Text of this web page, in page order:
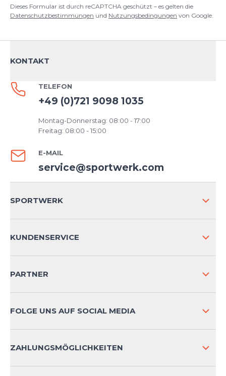
Dieses Formular ist durch reCAPTCHA geschützt – es gelten die
Datenschutzbestimmungen und Nutzungsbedingungen von Google.
KONTAKT
TELEFON
+49 (0)721 9098 1035
Montag-Donnerstag: 08:00 - 17:00
Freitag: 08:00 - 15:00
E-MAIL
service@sportwerk.com
SPORTWERK
KUNDENSERVICE
KONTAKT
PRODUKTSICHERHEIT
PARTNER
FOLGE UNS AUF SOCIAL MEDIA
ZAHLUNGSMÖGLICHKEITEN